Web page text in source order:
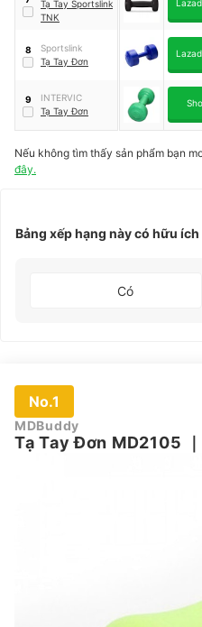
Tạ Tay Sportslink
TNK
8
Sportslink
Tạ Tay Đơn
9
INTERVIC
Tạ Tay Đơn
Nếu không tìm thấy sản phẩm bạn
đây.
Bảng xếp hạng này có hữu
Có
No.1
MDBuddy
Tạ Tay Đơn MD2105